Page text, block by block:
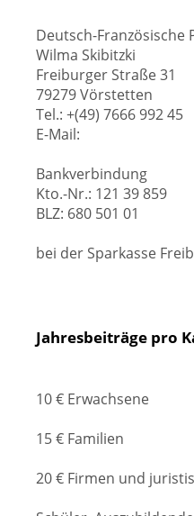
Deutsch-Französische
Wilma Skibitzki
Freiburger Straße 31
79279 Vörstetten
Tel.: +(49) 7666 992 45
E-Mail:
Bankverbindung
Kto.-Nr.: 121 39 859
BLZ: 680 501 01
bei der Sparkasse
Jahresbeiträge pro
10 € Erwachsene
15 € Familien
20 € Firmen und